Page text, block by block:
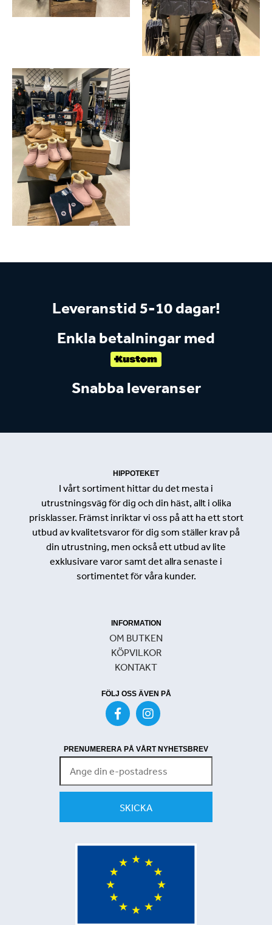
Leveranstid 5-10 dagar!
Enkla betalningar med
Snabba leveranser
HIPPOTEKET
I vårt sortiment hittar du det mesta i
utrustningsväg för dig och din häst, allt i olika
prisklasser. Främst inriktar vi oss på att ha ett stort
utbud av kvalitetsvaror för dig som ställer krav på
din utrustning, men också ett utbud av lite
exklusivare varor samt det allra senaste i
sortimentet för våra kunder.
INFORMATION
OM BUTKEN
KÖPVILKOR
KONTAKT
FÖLJ OSS ÄVEN PÅ
PRENUMERERA PÅ VÅRT NYHETSBREV